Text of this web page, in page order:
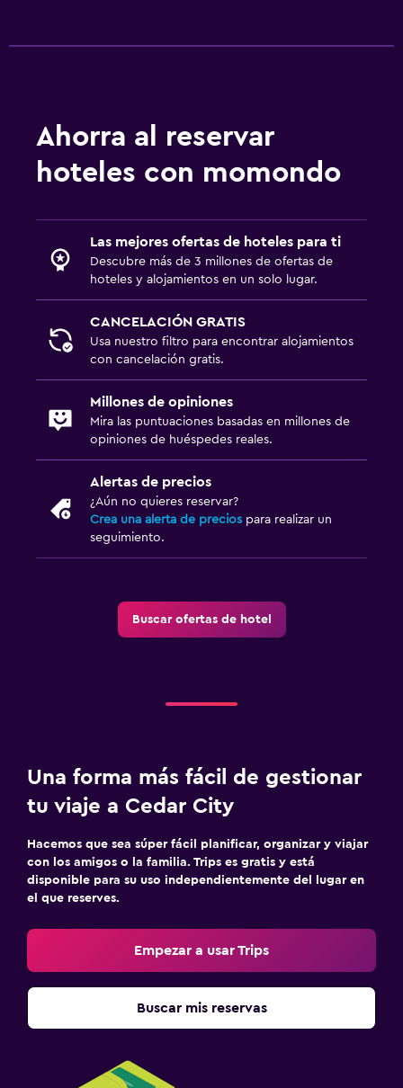
Ahorra al reservar
hoteles con momondo
Las mejores ofertas de hoteles para ti
Descubre más de 3 millones de ofertas de
hoteles y alojamientos en un solo lugar.
CANCELACIÓN GRATIS
Usa nuestro filtro para encontrar alojamientos
con cancelación gratis.
Millones de opiniones
Mira las puntuaciones basadas en millones de
opiniones de huéspedes reales.
Alertas de precios
¿Aún no quieres reservar?
Crea una alerta de precios para realizar un
seguimiento.
Buscar ofertas de hotel
Una forma más fácil de gestionar
tu viaje a Cedar City
Hacemos que sea súper fácil planificar, organizar y viajar
con los amigos o la familia. Trips es gratis y está
disponible para su uso independientemente del lugar en
el que reserves.
Empezar a usar Trips
Buscar mis reservas